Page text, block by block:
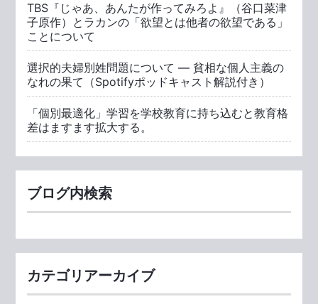
TBS『じゃあ、あんたが作ってみろよ』（谷口菜津
子原作）とラカンの「欲望とは他者の欲望である」
ことについて
選択的夫婦別姓問題について ― 貧相な個人主義の
なれの果て（Spotifyポッドキャスト解説付き）
「個別最適化」学習を学校教育に持ち込むと教育格
差はますます拡大する。
ブログ内検索
カテゴリアーカイブ